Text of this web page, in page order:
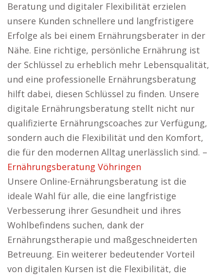
Beratung und digitaler Flexibilität erzielen
unsere Kunden schnellere und langfristigere
Erfolge als bei einem Ernährungsberater in der
Nähe. Eine richtige, persönliche Ernährung ist
der Schlüssel zu erheblich mehr Lebensqualität,
und eine professionelle Ernährungsberatung
hilft dabei, diesen Schlüssel zu finden. Unsere
digitale Ernährungsberatung stellt nicht nur
qualifizierte Ernährungscoaches zur Verfügung,
sondern auch die Flexibilität und den Komfort,
die für den modernen Alltag unerlässlich sind. –
Ernährungsberatung Vöhringen
Unsere Online-Ernährungsberatung ist die
ideale Wahl für alle, die eine langfristige
Verbesserung ihrer Gesundheit und ihres
Wohlbefindens suchen, dank der
Ernährungstherapie und maßgeschneiderten
Betreuung. Ein weiterer bedeutender Vorteil
von digitalen Kursen ist die Flexibilität, die